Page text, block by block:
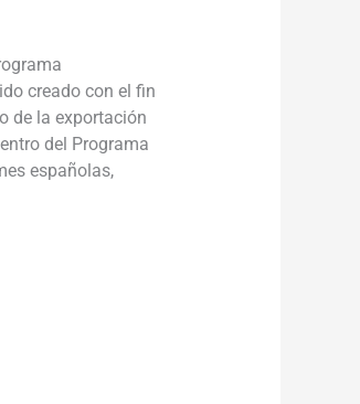
creado con el fin
de la exportación
del Programa
españolas,